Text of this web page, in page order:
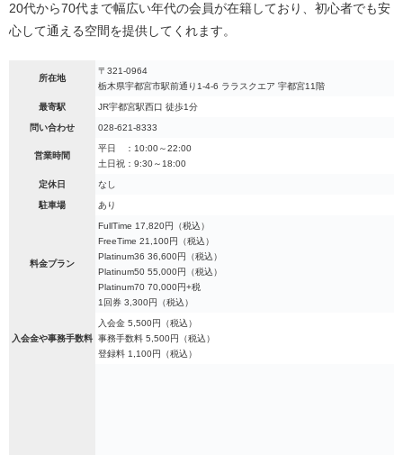
20代から70代まで幅広い年代の会員が在籍しており、初心者でも安
心して通える空間を提供してくれます。
所在地
〒321-0964
栃木県宇都宮市駅前通り1-4-6 ララスクエア 宇都宮11階
最寄駅 JR宇都宮駅西口 徒歩1分
問い合わせ 028-621-8333
営業時間
平日 ：10:00～22:00
土日祝：9:30～18:00
定休日 なし
駐車場 あり
料金プラン
FullTime 17,820円（税込）
FreeTime 21,100円（税込）
Platinum36 36,600円（税込）
Platinum50 55,000円（税込）
Platinum70 70,000円+税
1回券 3,300円（税込）
入会金や事務手数料
入会金 5,500円（税込）
事務手数料 5,500円（税込）
登録料 1,100円（税込）